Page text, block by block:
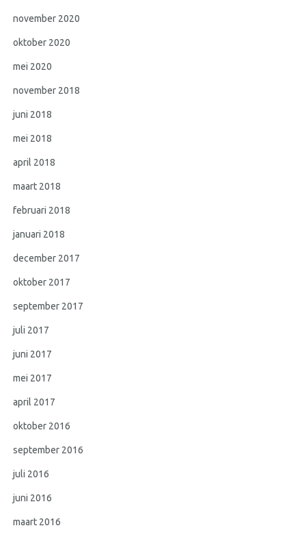
november 2020
oktober 2020
mei 2020
november 2018
juni 2018
mei 2018
april 2018
maart 2018
februari 2018
januari 2018
december 2017
oktober 2017
september 2017
juli 2017
juni 2017
mei 2017
april 2017
oktober 2016
september 2016
juli 2016
juni 2016
maart 2016